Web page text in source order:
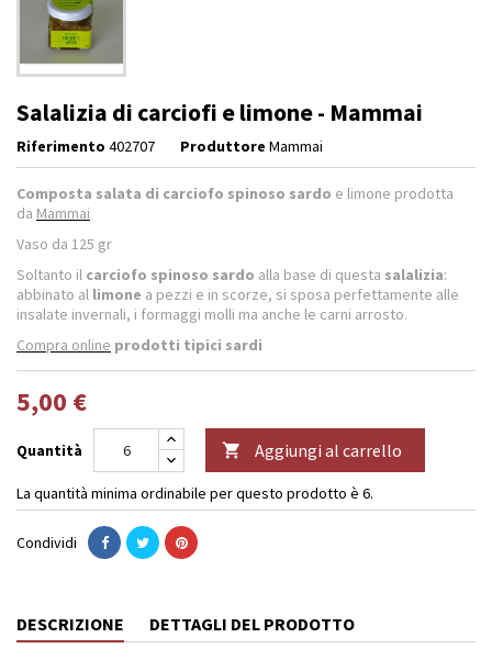
Salalizia di carciofi e limone - Mammai
Riferimento 402707 Produttore Mammai
Composta salata di carciofo spinoso sardo e limone prodotta
da Mammai
Vaso da 125 gr
Soltanto il carciofo spinoso sardo alla base di questa salalizia:
abbinato al limone a pezzi e in scorze, si sposa perfettamente alle
insalate invernali, i formaggi molli ma anche le carni arrosto.
Compra online prodotti tipici sardi
5,00 €
Quantità  Aggiungi al carrello
La quantità minima ordinabile per questo prodotto è 6.
Condividi
DESCRIZIONE DETTAGLI DEL PRODOTTO